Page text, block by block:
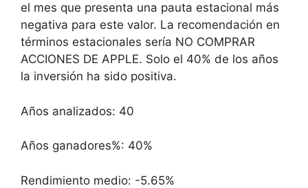
el mes que presenta una pauta estacional más
negativa para este valor. La recomendación en
términos estacionales sería NO COMPRAR
ACCIONES DE APPLE. Solo el 40% de los años
la inversión ha sido positiva.
Años analizados: 40
Años ganadores%: 40%
Rendimiento medio: -5.65%